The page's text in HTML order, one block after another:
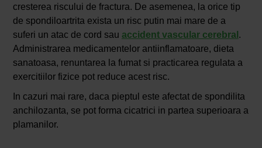
cresterea riscului de fractura. De asemenea, la orice tip
de spondiloartrita exista un risc putin mai mare de a
suferi un atac de cord sau accident vascular cerebral .
Administrarea medicamentelor antiinflamatoare, dieta
sanatoasa, renuntarea la fumat si practicarea regulata a
exercitiilor fizice pot reduce acest risc.
In cazuri mai rare, daca pieptul este afectat de spondilita
anchilozanta, se pot forma cicatrici in partea superioara a
plamanilor.